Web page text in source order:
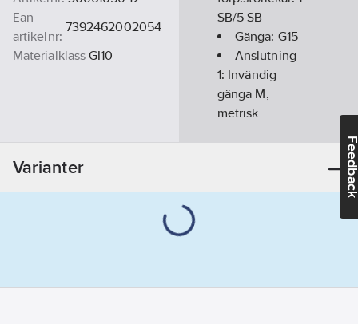
Ean
artikelnr:
7392462002054
Materialklass GI10
SB/5 SB
Gänga: G15
Anslutning
1: Invändig
gänga M,
metrisk
Förnicklad
Varianter